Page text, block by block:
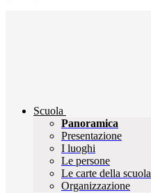
Scuola
Panoramica
Presentazione
I luoghi
Le persone
Le carte della scuola
Organizzazione